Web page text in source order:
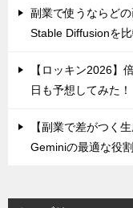
副業で使うならど
Stable Diffusionを比
【ロッキン2026】
日も予想してみた
【副業で差がつく
Geminiの最適な役